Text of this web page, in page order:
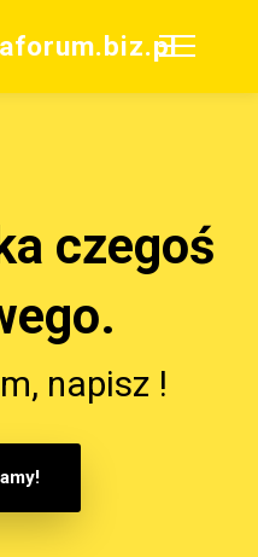
czegoś
napisz !